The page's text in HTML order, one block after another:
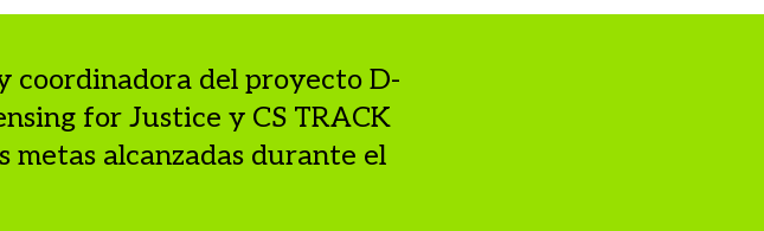
coordinadora del proyecto D-
for Justice y CS TRACK
metas alcanzadas durante el